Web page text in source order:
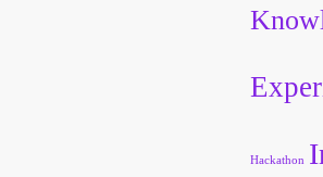
Hackathon